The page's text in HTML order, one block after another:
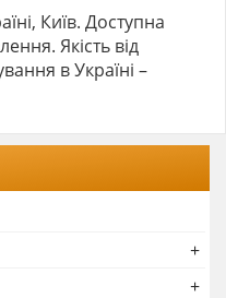
Київ. Доступна
Якість від
в Україні –